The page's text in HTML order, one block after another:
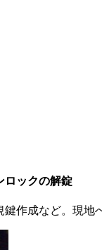
ロックの解錠
作成など。現地